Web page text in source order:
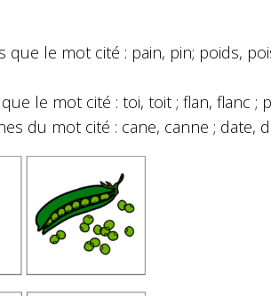
le mot cité : pain, pin; poids,
le mot cité : toi, toit ; flan, flanc ;
du mot cité : cane, canne ; date,